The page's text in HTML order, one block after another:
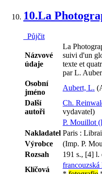
10.La
Půjčit
Názvové
údaje
La
suivi d'un
texte et
par L.
Osobní
jméno
Aubert, L.
Další
autoři
Ch.
vydavatel)
P. Mouillot
Nakladatel Paris :
Výrobce
(Imp. P.
Rozsah
191 s., [4] l.
Klíčová
francouzská